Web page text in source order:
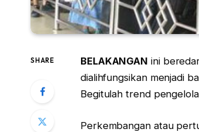
SHARE BELAKANGAN ini
dialihfungsikan menjadi
Begitulah trend
Perkembangan atau